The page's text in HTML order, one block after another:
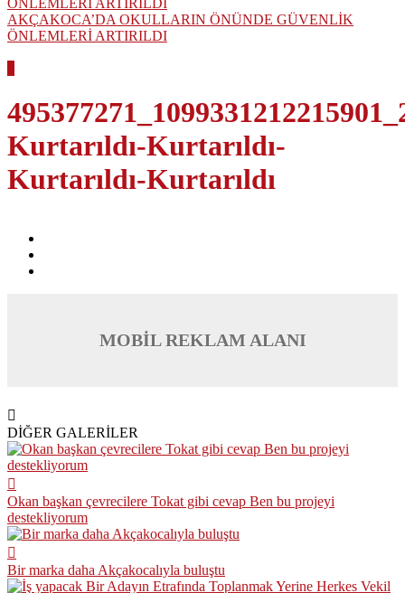
AKÇAKOCA’DA OKULLARIN ÖNÜNDE GÜVENLİK
ÖNLEMLERİ ARTIRILDI
Kurtarıldı-Kurtarıldı-
Kurtarıldı-Kurtarıldı
MOBİL REKLAM ALANI
DİĞER GALERİLER
Okan başkan çevrecilere Tokat gibi cevap Ben bu projeyi
destekliyorum
Bir marka daha Akçakocalıyla buluştu